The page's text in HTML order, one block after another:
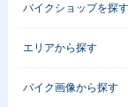
バイクショップを探す
エリアから探す
バイク画像から探す